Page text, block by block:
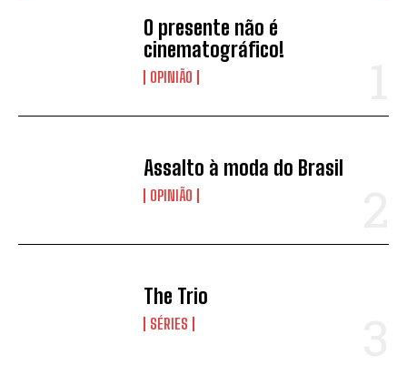
O presente não é
cinematográfico!
OPINIÃO
Assalto à moda do Brasil
OPINIÃO
The Trio
SÉRIES